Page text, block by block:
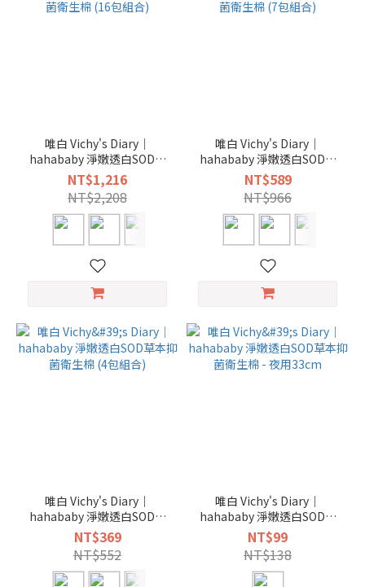
唯白 Vichy's Diary｜
hahababy 淨嫩透白SOD草
本抑菌衛生棉 (16包組合)
NT$1,216
NT$2,208
唯白 Vichy's Diary｜
hahababy 淨嫩透白SOD草
本抑菌衛生棉 (7包組合)
NT$589
NT$966
唯白 Vichy's Diary｜
hahababy 淨嫩透白SOD草
本抑菌衛生棉 (4包組合)
NT$369
NT$552
唯白 Vichy's Diary｜
hahababy 淨嫩透白SOD草
本抑菌衛生棉 - 夜用33cm
NT$99
NT$138